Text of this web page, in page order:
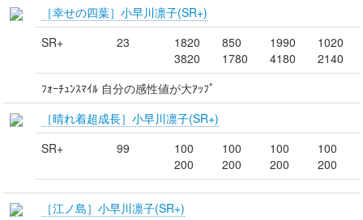
［幸せの四葉］小早川凛子(SR+)
SR+
23
1820
3820
850
1780
1990
4180
1020
2140
ﾌｫｰﾁｭﾝｽﾏｲﾙ 自分の感性値が大ｱｯﾌﾟ
［晴れ着超成長］小早川凛子(SR+)
SR+
99
100
200
100
200
100
200
100
200
［江ノ島］小早川凛子(SR+)